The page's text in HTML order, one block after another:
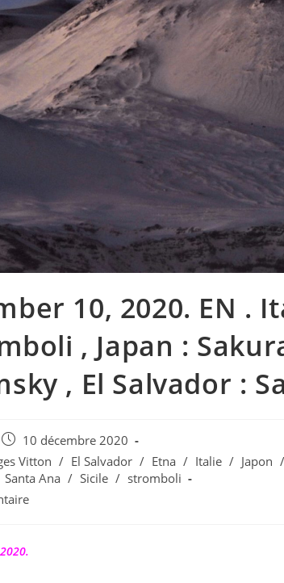
10, 2020. EN .
, Japan :
, El Salvador :
Publication
publiée :
10 décembre 2020
Vitton / El Salvador / Etna / Italie / Japon /
Santa Ana / Sicile / stromboli